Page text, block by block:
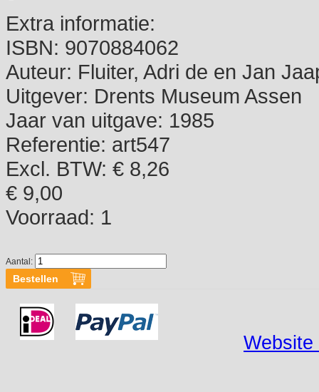
Extra informatie:
ISBN: 9070884062
Auteur: Fluiter, Adri de en Jan
Uitgever: Drents Museum Assen
Jaar van uitgave: 1985
Referentie: art547
Excl. BTW: € 8,26
€ 9,00
Voorraad: 1
Aantal:
Website